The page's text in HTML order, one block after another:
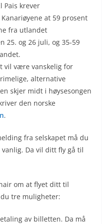
Pais krever
at 59 prosent
fra utlandet
25. og 26 juli, og 35-59
vil være vanskelig for
alternative
skjer midt i høysesongen
den norske
.
fra selskapet må du
Da vil ditt fly gå til
om at flyet ditt til
tre muligheter:
av billetten. Da må